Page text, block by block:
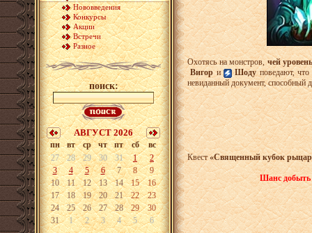
Нововведения
Конкурсы
Акции
Встречи
Разное
поиск:
АВГУСТ 2026
пн вт ср чт пт сб
вс
27
28 29 30 31 1
2
3
4 5 6 7 8
9
10
11 12 13 14 15
16
17
18 19 20 21 22
23
24
25 26 27 28 29
30
31
1 2 3 4 5 6
Охотясь на монстров,чей
Вигори Шодуповедают,
невиданный документ, способный
Квест«Священный кубок
Шанс добыть